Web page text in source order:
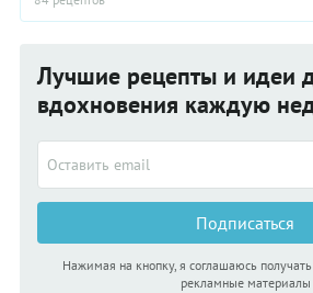
Лучшие рецепты и идеи
вдохновения каждую
Подписаться
Нажимая на кнопку, я соглашаюсь
рекламные материалы